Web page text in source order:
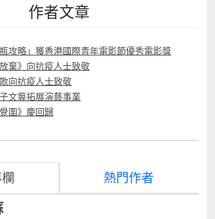
作者文章
攻略」獲香港國際青年電影節優秀電影獎
棄》向抗疫人士致敬
向抗疫人士致敬
文冀拓展演藝事業
圍》慶回歸
熱門作者